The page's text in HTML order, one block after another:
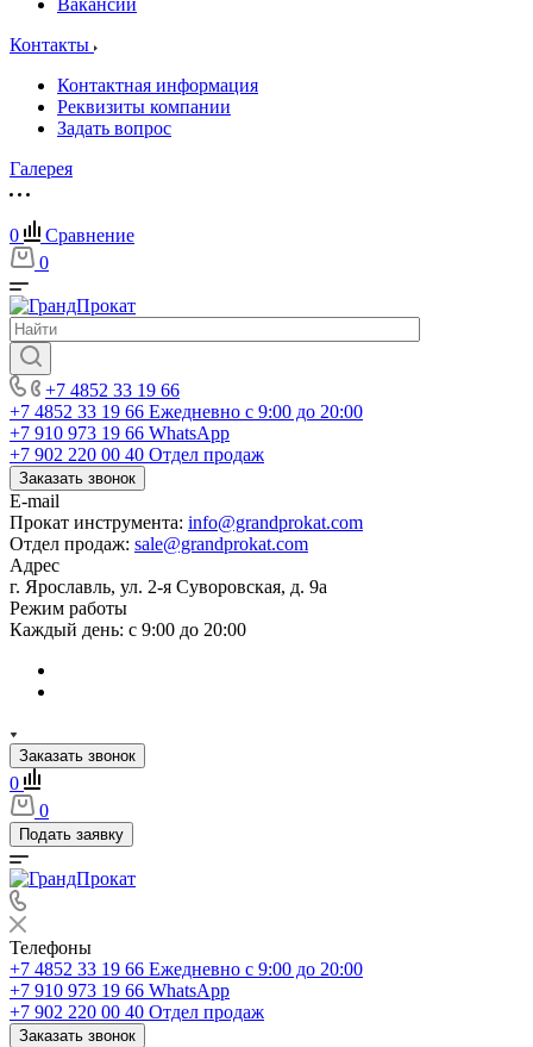
Вакансии
Контакты
Контактная информация
Реквизиты компании
Задать вопрос
Галерея
0
Сравнение
0
+7 4852 33 19 66
+7 4852 33 19 66 Ежедневно с 9:00 до 20:00
+7 910 973 19 66 WhatsApp
+7 902 220 00 40 Отдел продаж
Заказать звонок
E-mail
Прокат инструмента: info@grandprokat.com
Отдел продаж: sale@grandprokat.com
Адрес
г. Ярославль, ул. 2-я Суворовская, д. 9а
Режим работы
Каждый день: с 9:00 до 20:00
Заказать звонок
0
0
Подать заявку
Телефоны
+7 4852 33 19 66 Ежедневно с 9:00 до 20:00
+7 910 973 19 66 WhatsApp
+7 902 220 00 40 Отдел продаж
Заказать звонок